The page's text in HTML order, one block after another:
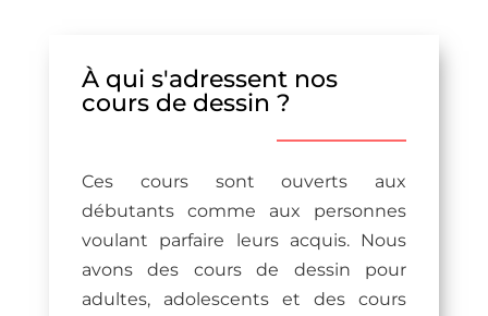
À qui s'adressent nos
cours de dessin ?
Ces cours sont ouverts aux
débutants comme aux personnes
voulant parfaire leurs acquis. Nous
avons des cours de dessin pour
adultes, adolescents et des cours